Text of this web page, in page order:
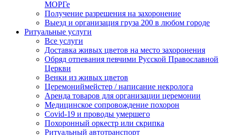
МОРГе
Получение разрешения на захоронение
Выезд и организация груза 200 в любом городе
Ритуальные услуги
Все услуги
Доставка живых цветов на место захоронения
Обряд отпевания певчими Русской Православной
Церкви
Венки из живых цветов
Церемониймейстер / написание некролога
Аренда товаров для организации церемонии
Медицинское сопровождение похорон
Covid-19 и проводы умершего
Похоронный оркестр или скрипка
Ритуальный автотранспорт